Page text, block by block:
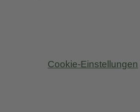
Cookie-Einstellungen